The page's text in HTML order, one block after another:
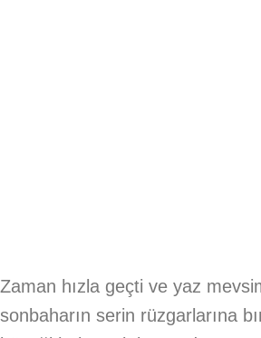
Zaman hızla geçti ve yaz
sonbaharın serin rüzgarlarına